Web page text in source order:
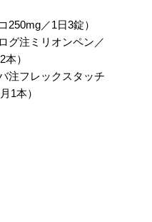
250mg／1日3錠）
グ注ミリオンペン／
）
注フレックスタッチ
1本）